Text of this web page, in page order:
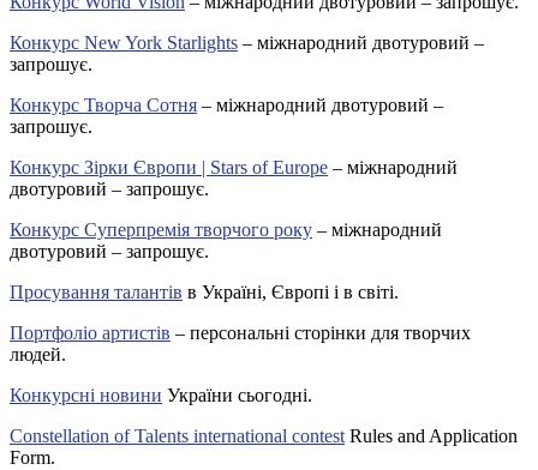
Конкурс New York Starlights – міжнародний двотуровий –
запрошує.
Конкурс Творча Сотня – міжнародний двотуровий –
запрошує.
Конкурс Зірки Європи | Stars of Europe – міжнародний
двотуровий – запрошує.
Конкурс Суперпремія творчого року – міжнародний
двотуровий – запрошує.
Просування талантів в Україні, Європі і в світі.
Портфоліо артистів – персональні сторінки для творчих
людей.
Конкурсні новини України сьогодні.
Constellation of Talents international contest Rules and Application
Form.